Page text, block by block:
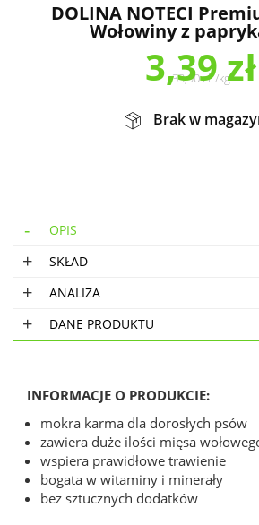
DOLINA NOTECI
Wołowiny z
3,39zł
33,90zł /kg
Brak w
OPIS
SKŁAD
ANALIZA
DANE PRODUKTU
INFORMACJE O PRODUKCIE:
mokra karma dla dorosłych psów
zawiera duże ilości mięsa
wspiera prawidłowe trawienie
bogata w witaminy i minerały
bez sztucznych dodatków